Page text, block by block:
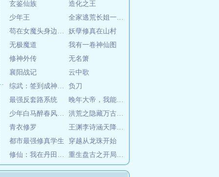
玄鉴仙族
造化之王
少年王
全家逃荒长姐一拖四
苟在女魔头身边偷偷修炼
妖孽修真在山村
无极魔道
我有一卷神仙图
修神外传
无名箫
襄阳战记
云中歌
综武：签到成神，我被李寒衣尾随
负刀
最强反套路系统
晚年大帝，我能进入洪荒世界
少年白马醉春风，侠士无双行
洪荒之隐藏万古的我被曝光了
青衣修罗
王渊李诗涵天降王侯最新章节在线阅读
都市最强修真学生
穿越从龙珠开始
修仙：我在丹田种棵树
重生盘古之开局灭杀诸系统